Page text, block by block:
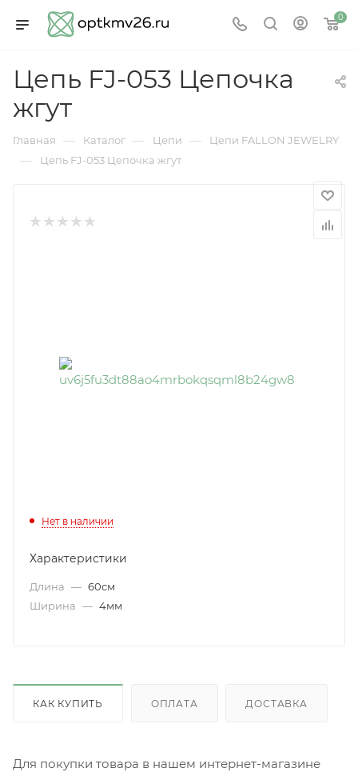
0
Цепь FJ-053 Цепочка
жгут
Главная — Каталог — Цепи — Цепи FALLON JEWELRY
— Цепь FJ-053 Цепочка жгут
Нет в наличии
Характеристики
Длина — 60см
Ширина — 4мм
КАК КУПИТЬ ОПЛАТА ДОСТАВКА
Для покупки товара в нашем интернет-магазине